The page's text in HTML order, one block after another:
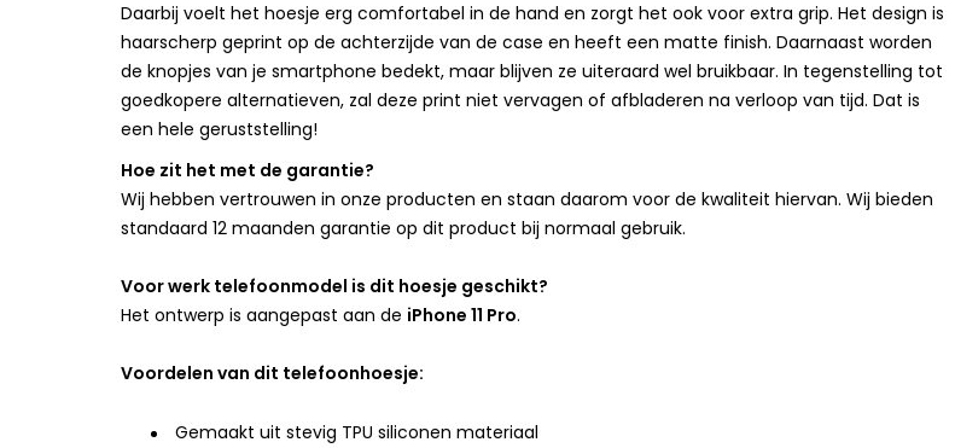
Daarbij voelt het hoesje erg comfortabel in de hand en zorgt het ook voor extra grip. Het design is
haarscherp geprint op de achterzijde van de case en heeft een matte finish. Daarnaast worden
de knopjes van je smartphone bedekt, maar blijven ze uiteraard wel bruikbaar. In tegenstelling tot
goedkopere alternatieven, zal deze print niet vervagen of afbladeren na verloop van tijd. Dat is
een hele geruststelling!
Hoe zit het met de garantie?
Wij hebben vertrouwen in onze producten en staan daarom voor de kwaliteit hiervan. Wij bieden
standaard 12 maanden garantie op dit product bij normaal gebruik.
Voor werk telefoonmodel is dit hoesje geschikt?
Het ontwerp is aangepast aan de iPhone 11 Pro.
Voordelen van dit telefoonhoesje:
Gemaakt uit stevig TPU siliconen materiaal